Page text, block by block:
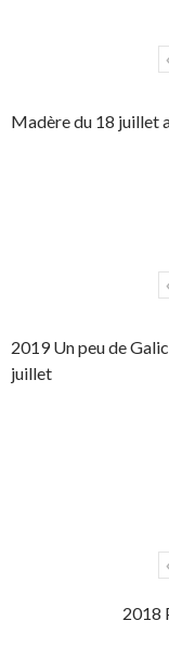
Madère du 18 juillet
2019 Un peu de
juillet
2018